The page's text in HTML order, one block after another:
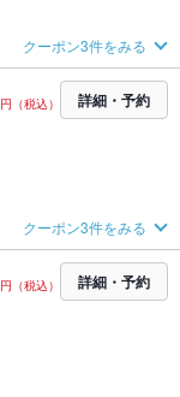
クーポン3件をみる
円（税込） 詳細・予約
クーポン3件をみる
円（税込） 詳細・予約